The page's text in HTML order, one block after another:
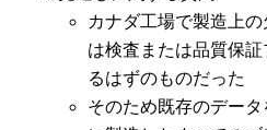
カナダ工場で製造上
は検査または品質保
るはずのものだった
そのため既存のデー